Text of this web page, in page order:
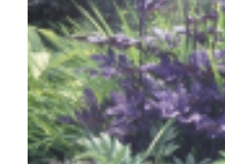
Zilverkaars
Cimicifuga simplex 'James